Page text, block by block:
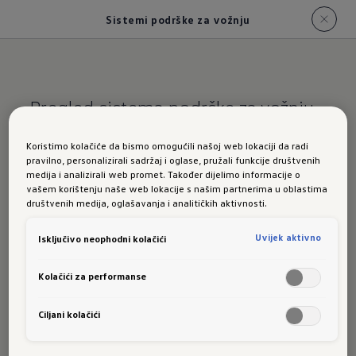
Sistemi podrške za vožnju
Pregled sistema podrške za vožnju
Sistemi podrške za
vožnju novog modela
Tayron
Sljedeći sistemi podrške za vožnju raspoloživi su
za varijante modela Tayron:
Koristimo kolačiće da bismo omogućili našoj web lokaciji da radi
pravilno, personalizirali sadržaj i oglase, pružali funkcije društvenih
medija i analizirali web promet. Također dijelimo informacije o
vašem korištenju naše web lokacije s našim partnerima u oblastima
društvenih medija, oglašavanja i analitičkih aktivnosti.
Isključivo neophodni kolačići Uvijek aktivno
Kolačići za performanse
Ciljani kolačići